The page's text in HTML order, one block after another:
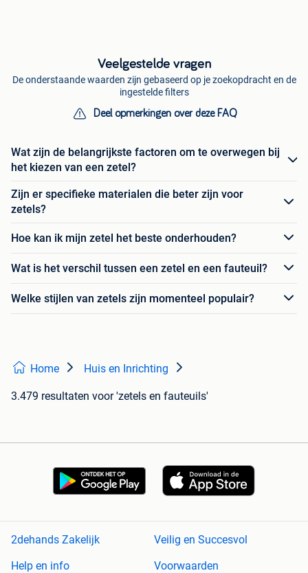
Veelgestelde vragen
De onderstaande waarden zijn gebaseerd op je zoekopdracht en de
ingestelde filters
Deel opmerkingen over deze FAQ
Wat zijn de belangrijkste factoren om te overwegen bij
het kiezen van een zetel?
Zijn er specifieke materialen die beter zijn voor
zetels?
Hoe kan ik mijn zetel het beste onderhouden?
Wat is het verschil tussen een zetel en een fauteuil?
Welke stijlen van zetels zijn momenteel populair?
Home Huis en Inrichting
3.479 resultaten voor 'zetels en fauteuils'
2dehands Zakelijk
Veilig en Succesvol
Help en info
Voorwaarden